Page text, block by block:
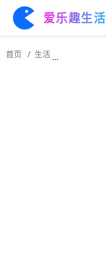
爱乐趣生活
首页 生活